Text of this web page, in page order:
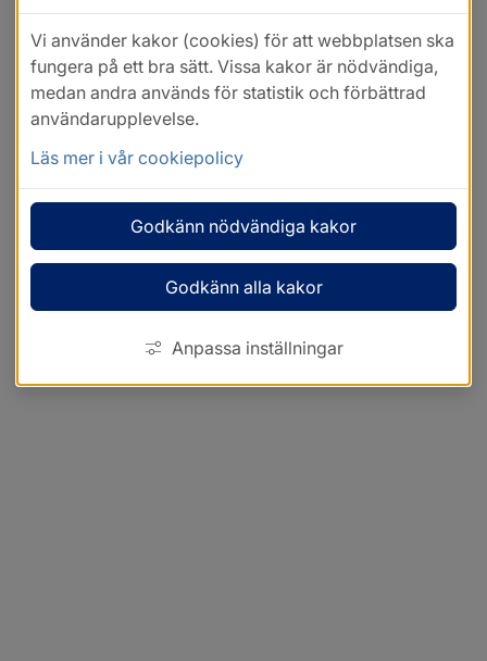
Vi använder kakor (cookies) för att webbplatsen ska
fungera på ett bra sätt. Vissa kakor är nödvändiga,
medan andra används för statistik och förbättrad
användarupplevelse.
Läs mer i vår cookiepolicy
Godkänn nödvändiga kakor
Godkänn alla kakor
Anpassa inställningar